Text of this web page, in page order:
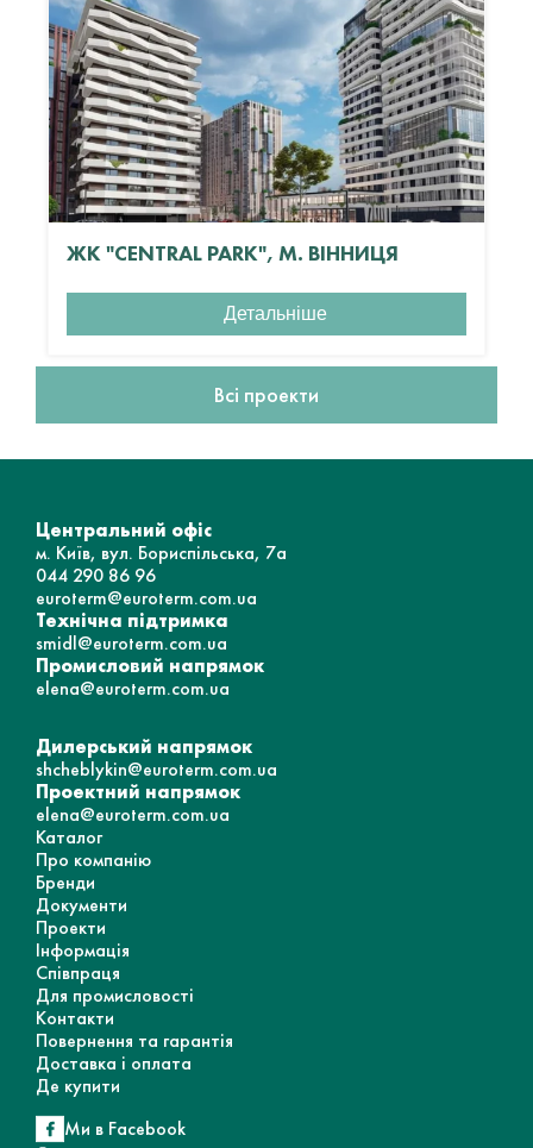
ЖК "CENTRAL PARK", М. ВІННИЦЯ
Детальніше
Всі проекти
Центральний офіс
м. Київ, вул. Бориспільська, 7а
044 290 86 96
euroterm@euroterm.com.ua
Технічна підтримка
smidl@euroterm.com.ua
Промисловий напрямок
elena@euroterm.com.ua
Дилерський напрямок
shcheblykin@euroterm.com.ua
Проектний напрямок
elena@euroterm.com.ua
Каталог
Про компанію
Бренди
Документи
Проекти
Інформація
Співпраця
Для промисловості
Контакти
Повернення та гарантія
Доставка і оплата
Де купити
Ми в Facebook